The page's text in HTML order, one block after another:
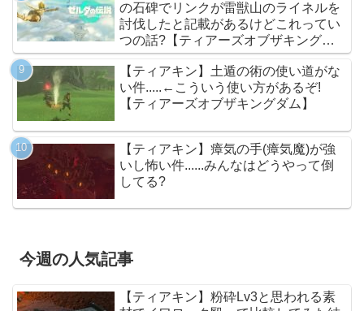
の石碑でリンクが雷獣山のライネルを
討伐したと記載があるけどこれってい
つの話?【ティアーズオブザキングダ
ム】
【ティアキン】土遁の術の使い道がな
い件.....←こういう使い方があるぞ!
【ティアーズオブザキングダム】
【ティアキン】瘴気の手(瘴気魔)が強
いし怖い件......みんなはどうやって倒
してる?
今週の人気記事
【ティアキン】粉砕Lv3と思われる素